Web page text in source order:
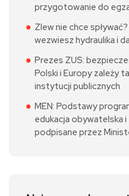
przygotowanie do
Zlew nie chce
wezwiesz hydraulika i
Prezes ZUS:
Polski i Europy zależy
instytucji publicznych
MEN: Podstawy
edukacja obywatelska
podpisane przez